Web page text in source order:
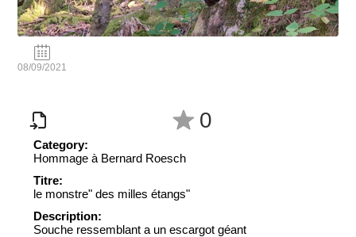
08/09/2021
0
Category:
Hommage à Bernard Roesch
Titre:
le monstre" des milles étangs"
Description:
Souche ressemblant a un escargot géant